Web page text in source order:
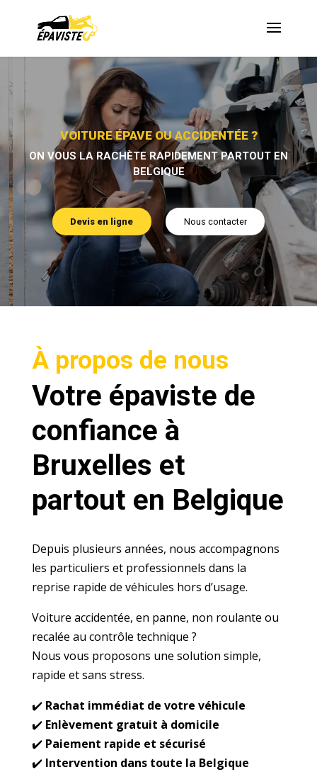
Devis en ligne Nous contacter
À propos de nous
Votre épaviste de
confiance à
Bruxelles et
partout en Belgique
Depuis plusieurs années, nous accompagnons
les particuliers et professionnels dans la
reprise rapide de véhicules hors d’usage.
Voiture accidentée, en panne, non roulante ou
recalée au contrôle technique ?
Nous vous proposons une solution simple,
rapide et sans stress.
✔️ Rachat immédiat de votre véhicule
✔️ Enlèvement gratuit à domicile
✔️ Paiement rapide et sécurisé
✔️ Intervention dans toute la Belgique